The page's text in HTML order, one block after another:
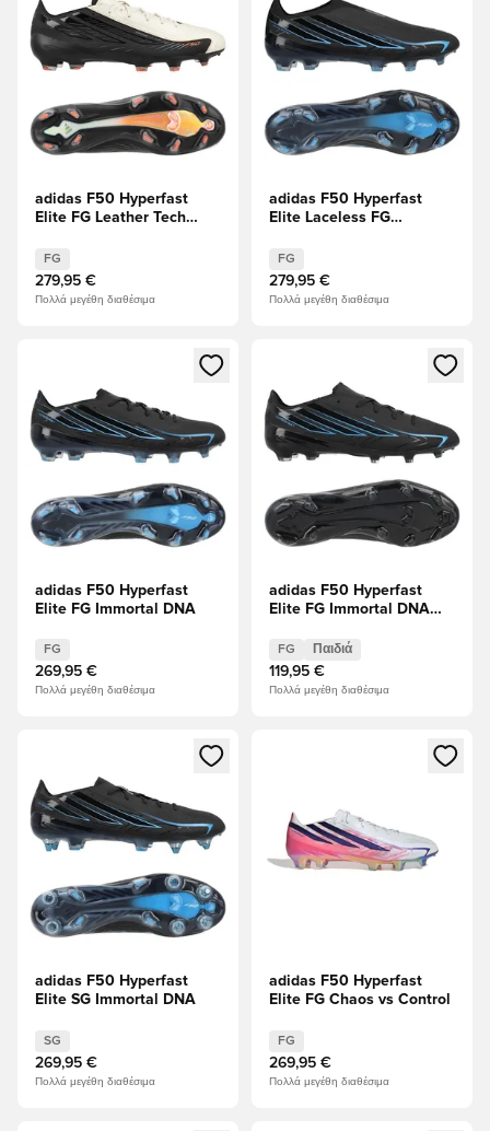
adidas F50 Hyperfast
Elite FG Leather Tech
ΈΚΔΟΣΗ
FG
279,95 €
Πολλά μεγέθη διαθέσιμα
adidas F50 Hyperfast
Elite Laceless FG
FG
279,95 €
Πολλά μεγέθη διαθέσιμα
Ανοίγει ένα Modal για να συνδεθείτε ή να εγγραφείτε ως
adidas F50 Hyperfast
Elite FG Immortal DNA
FG
269,95 €
Πολλά μεγέθη διαθέσιμα
Ανοίγει ένα Modal για να
adidas F50 Hyperfast
Elite FG Immortal DNA
FG Παιδιά
119,95 €
Πολλά μεγέθη διαθέσιμα
Ανοίγει ένα Modal για να συνδεθείτε ή να εγγραφείτε ως
adidas F50 Hyperfast
Elite SG Immortal DNA
SG
269,95 €
Πολλά μεγέθη διαθέσιμα
Ανοίγει ένα Modal για να
adidas F50 Hyperfast
Elite FG Chaos vs Control
FG
269,95 €
Πολλά μεγέθη διαθέσιμα